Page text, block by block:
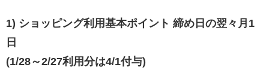
1) ショッピング利用基本ポイント 締め日の翌々月1
日
(1/28～2/27利用分は4/1付与)